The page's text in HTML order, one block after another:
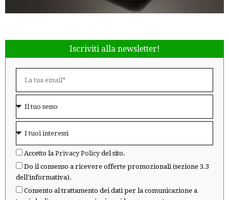
Iscriviti alla newsletter!
Accetto la Privacy Policydel sito.
Do il consenso a ricevere offerte promozionali (sezione 3.3
dell'informativa).
Consento al trattamento dei dati per la comunicazione a